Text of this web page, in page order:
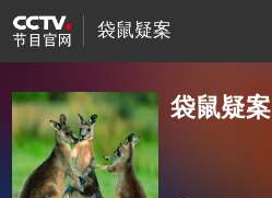
袋鼠疑案
袋鼠疑案